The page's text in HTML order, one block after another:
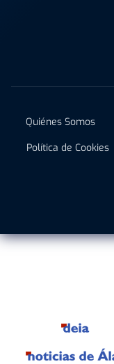
Quiénes Somos
Política de Cookies